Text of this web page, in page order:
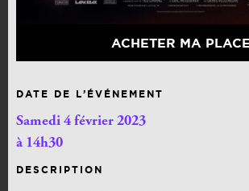
ACHETER MA PLACE
DATE DE L’ÉVÉNEMENT
Samedi 4 février 2023
à 14h30
DESCRIPTION